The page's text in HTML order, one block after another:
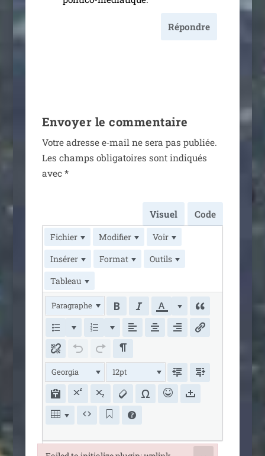
Répondre
Envoyer le commentaire
Votre adresse e‑mail ne sera pas publiée.
Les champs obli­ga­toires sont indi­qués
avec *
Visuel Code
Fichier Modifier
Voir
Insérer
Format
Outils
Tableau
Paragraphe
Georgia 12pt